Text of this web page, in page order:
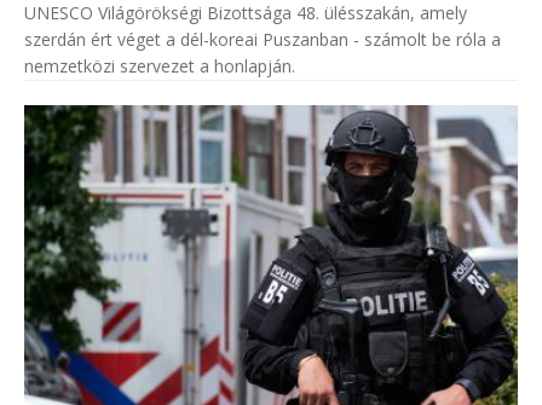
UNESCO Világörökségi Bizottsága 48. ülésszakán, amely
szerdán ért véget a dél-koreai Puszanban - számolt be róla a
nemzetközi szervezet a honlapján.